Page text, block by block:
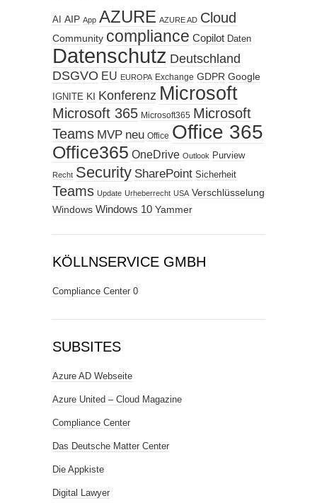
AI AIP App AZURE AZURE AD Cloud
Community compliance Copilot Daten
Datenschutz Deutschland
DSGVO EU EUROPA Exchange GDPR Google
IGNITE KI Konferenz Microsoft
Microsoft 365 Microsoft365 Microsoft
Teams MVP neu Office Office 365
Office365 OneDrive Outlook Purview
Recht Security SharePoint Sicherheit
Teams Update Urheberrecht USA Verschlüsselung
Windows Windows 10 Yammer
KÖLLNSERVICE GMBH
Compliance Center 0
SUBSITES
Azure AD Webseite
Azure United – Cloud Magazine
Compliance Center
Das Deutsche Matter Center
Die Appkiste
Digital Lawyer